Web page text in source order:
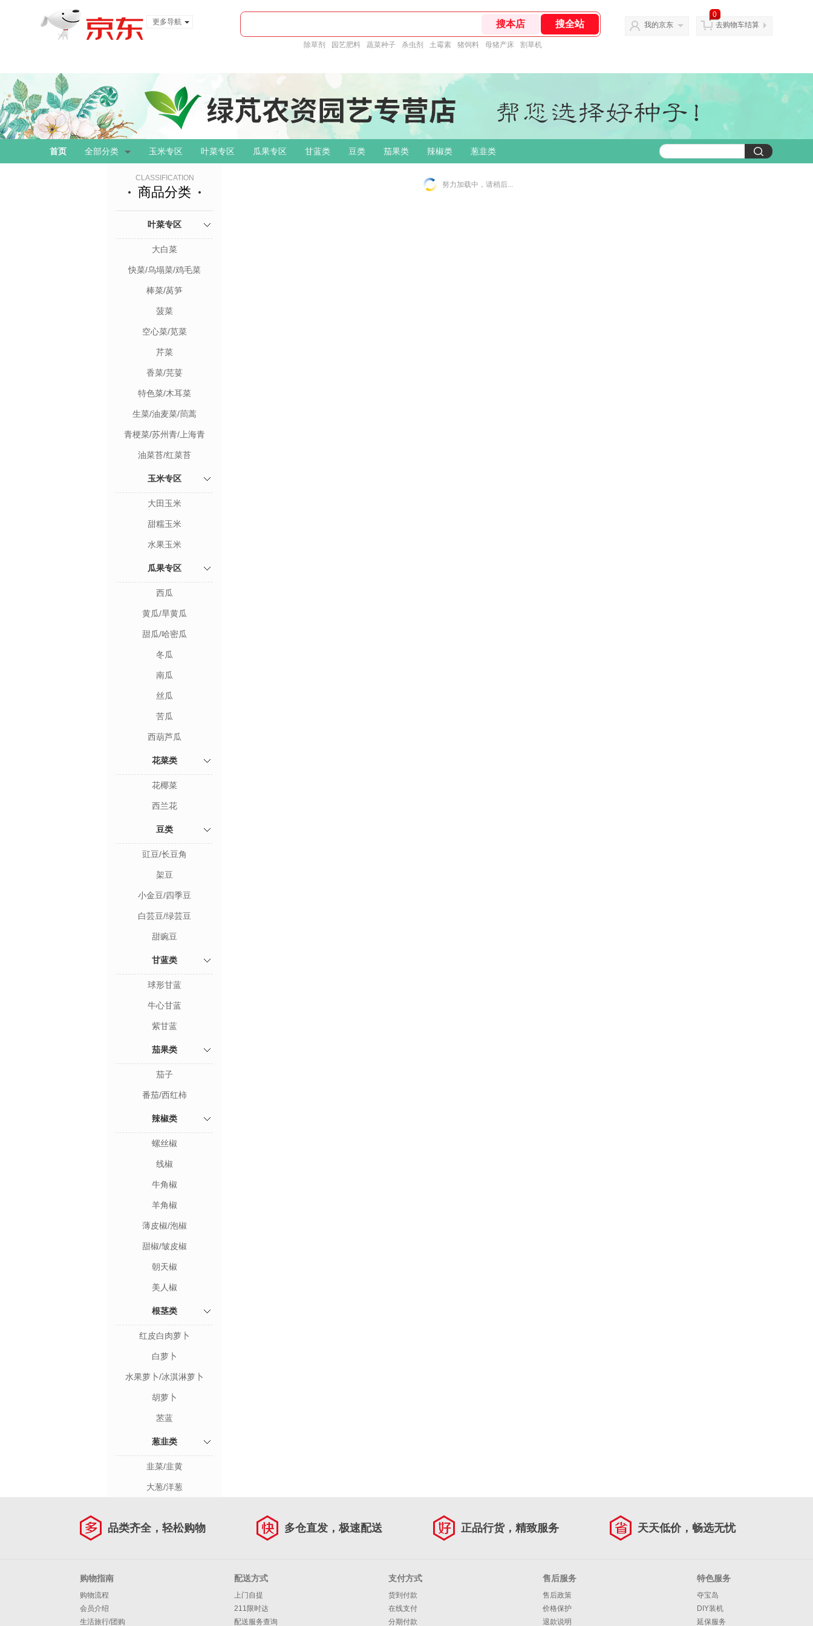
更多导航
除草剂 园艺肥料 蔬菜种子 杀虫剂 土霉素 猪饲料 母猪产床 割草机
我的京东
0
去购物车结算
首页 全部分类 玉米专区 叶菜专区 瓜果专区 甘蓝类 豆类 茄果类 辣椒类 葱韭类
CLASSIFICATION
商品分类
叶菜专区
大白菜
快菜/乌塌菜/鸡毛菜
棒菜/莴笋
菠菜
空心菜/苋菜
芹菜
香菜/芫荽
特色菜/木耳菜
生菜/油麦菜/茼蒿
青梗菜/苏州青/上海青
油菜苔/红菜苔
玉米专区
大田玉米
甜糯玉米
水果玉米
瓜果专区
西瓜
黄瓜/旱黄瓜
甜瓜/哈密瓜
冬瓜
南瓜
丝瓜
苦瓜
西葫芦瓜
花菜类
花椰菜
西兰花
豆类
豇豆/长豆角
架豆
小金豆/四季豆
白芸豆/绿芸豆
甜豌豆
甘蓝类
球形甘蓝
牛心甘蓝
紫甘蓝
茄果类
茄子
番茄/西红柿
辣椒类
螺丝椒
线椒
牛角椒
羊角椒
薄皮椒/泡椒
甜椒/皱皮椒
朝天椒
美人椒
根茎类
红皮白肉萝卜
白萝卜
水果萝卜/冰淇淋萝卜
胡萝卜
苤蓝
葱韭类
韭菜/韭黄
大葱/洋葱
努力加载中，请稍后...
品类齐全，轻松购物 多仓直发，极速配送 正品行货，精致服务 天天低价，畅选无忧
购物指南
购物流程
会员介绍
生活旅行/团购
配送方式
上门自提
211限时达
配送服务查询
支付方式
货到付款
在线支付
分期付款
售后服务
售后政策
价格保护
退款说明
特色服务
夺宝岛
DIY装机
延保服务